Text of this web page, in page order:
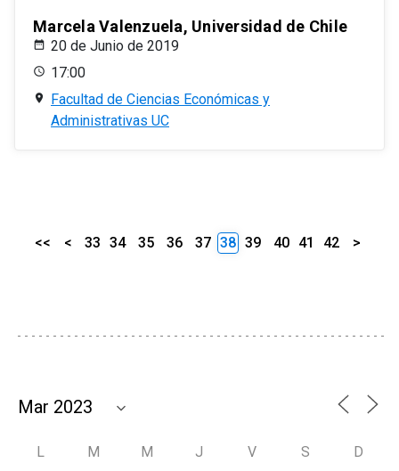
Marcela Valenzuela, Universidad de Chile
20 de Junio de 2019
17:00
Facultad de Ciencias Económicas y
Administrativas UC
<< < 33 34 35 36 37 38 39 40 41 42 >
L M M J V S D